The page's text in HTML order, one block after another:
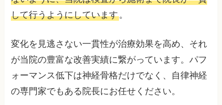
して行うようにしています。
変化を見逃さない一貫性が治療効果を高め、それ
が当院の豊富な改善実績に繋がっています。パフ
ォーマンス低下は神経骨格だけでなく、自律神経
の専門家でもある院長にお任せください。